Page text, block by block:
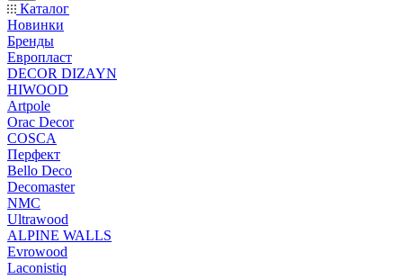
Каталог
Новинки
Бренды
Европласт
DECOR DIZAYN
HIWOOD
Artpole
Orac Decor
COSCA
Перфект
Bello Deco
Decomaster
NMС
Ultrawood
ALPINE WALLS
Evrowood
Laconistiq